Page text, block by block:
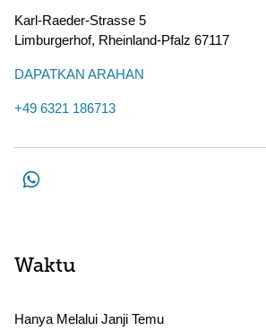
Karl-Raeder-Strasse 5
Limburgerhof, Rheinland-Pfalz 67117
DAPATKAN ARAHAN
+49 6321 186713
Waktu
Hanya Melalui Janji Temu